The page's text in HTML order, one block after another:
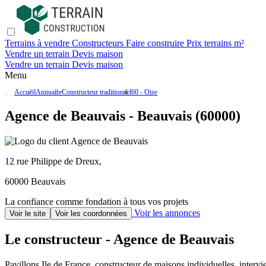
Terrains à vendre Constructeurs Faire construire Prix terrains m²
Vendre un terrain Devis maison
Vendre un terrain Devis maison
Menu
AccueilAnnuaireConstructeur traditionnel60 - Oise
Agence de Beauvais - Beauvais (60000)
12 rue Philippe de Dreux,
60000 Beauvais
La confiance comme fondation à tous vos projets
Voir le site Voir les coordonnées Voir les annonces
Le constructeur - Agence de Beauvais